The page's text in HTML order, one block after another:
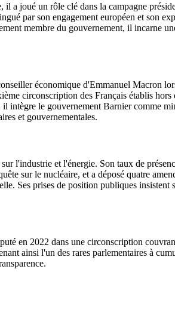
a joué un rôle clé dans la campagne
par son engagement européen et son
membre du gouvernement, il incarne
économique d'Emmanuel Macron
circonscription des Français établis hors
intègre le gouvernement Barnier comme
et gouvernementales.
l'industrie et l'énergie. Son taux de
sur le nucléaire, et a déposé quatre
Ses prises de position publiques insistent
en 2022 dans une circonscription
ainsi l'un des rares parlementaires à